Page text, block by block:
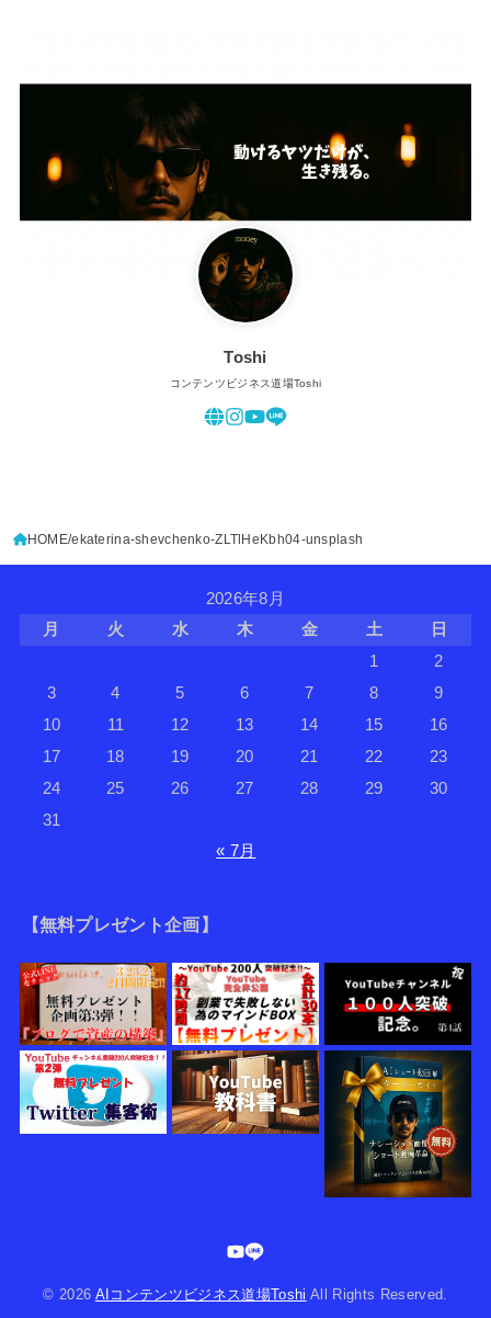
Toshi
コンテンツビジネス道場Toshi
HOME ekaterina-shevchenko-ZLTlHeKbh04-unsplash
2026年8月
月
火 水 木 金 土
日
1
2
3
4 5 6 7 8
9
10
11 12 13 14 15
16
17
18 19 20 21 22
23
24
25 26 27 28 29
30
31
« 7月
【無料プレゼント企画】
© 2026 AIコンテンツビジネス道場Toshi All Rights Reserved.